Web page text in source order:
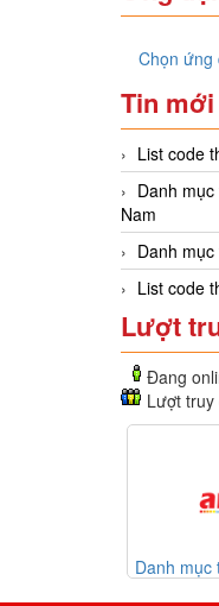
Chọn ứng
Tin mới
List code
Danh
Nam
Danh
List code
Lượt
Đang
Lượt truy
Danh mục thiết bị giá tốt 2